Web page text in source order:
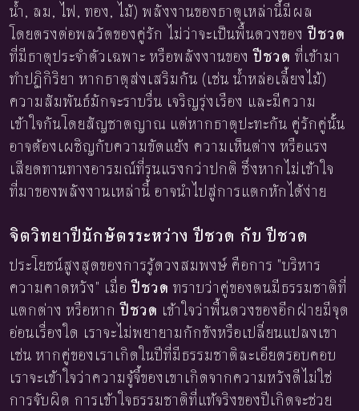
น้ำ, ลม, ไฟ, ทอง, ไม้) พลังงานของธาตุเหล่านี้มีผล
โดยตรงต่อพลวัตของคู่รัก ไม่ว่าจะเป็นพื้นดวงของปีชวด
ที่มีธาตุประจำตัวเฉพาะ หรือพลังงานของปีชวด ที่เข้ามา
ทำปฏิกิริยา หากธาตุส่งเสริมกัน (เช่น น้ำหล่อเลี้ยงไม้)
ความสัมพันธ์มักจะราบรื่น เจริญรุ่งเรือง และมีความ
เข้าใจกันโดยสัญชาตญาณ แต่หากธาตุปะทะกัน คู่รักคู่นั้น
อาจต้องเผชิญกับความขัดแย้ง ความเห็นต่าง หรือแรง
เสียดทานทางอารมณ์ที่รุนแรงกว่าปกติ ซึ่งหากไม่เข้าใจ
ที่มาของพลังงานเหล่านี้ อาจนำไปสู่การแตกหักได้ง่าย
จิตวิทยาปีนักษัตรระหว่าง ปีชวด กับ ปีชวด
ประโยชน์สูงสุดของการรู้ดวงสมพงษ์ คือการ "บริหาร
ความคาดหวัง" เมื่อปีชวด ทราบว่าคู่ของตนมีธรรมชาติที่
แตกต่าง หรือหากปีชวด เข้าใจว่าพื้นดวงของอีกฝ่ายมีจุด
อ่อนเรื่องใด เราจะไม่พยายามกักขังหรือเปลี่ยนแปลงเขา
เช่น หากคู่ของเราเกิดในปีที่มีธรรมชาติละเอียดรอบคอบ
เราจะเข้าใจว่าความจู้จี้ของเขาเกิดจากความหวังดีไม่ใช่
การจับผิด การเข้าใจธรรมชาติที่แท้จริงของปีเกิดจะช่วย